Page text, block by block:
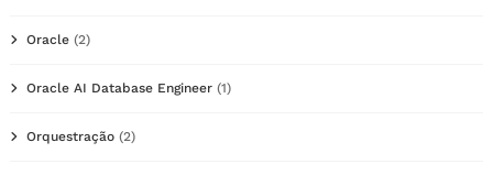
Oracle (2)
Oracle AI Database Engineer (1)
Orquestração (2)